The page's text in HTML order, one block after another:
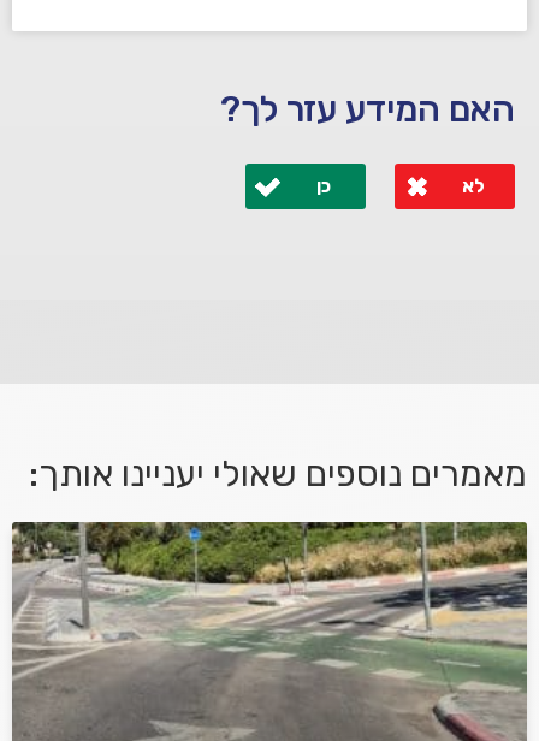
האם המידע עזר לך?
לא כן
אני מאשר/ת קבלת דיוור במייל ושימוש בפרטים בהתאם
למדיניות הפרטיות
מאמרים נוספים שאולי יעניינו אותך: